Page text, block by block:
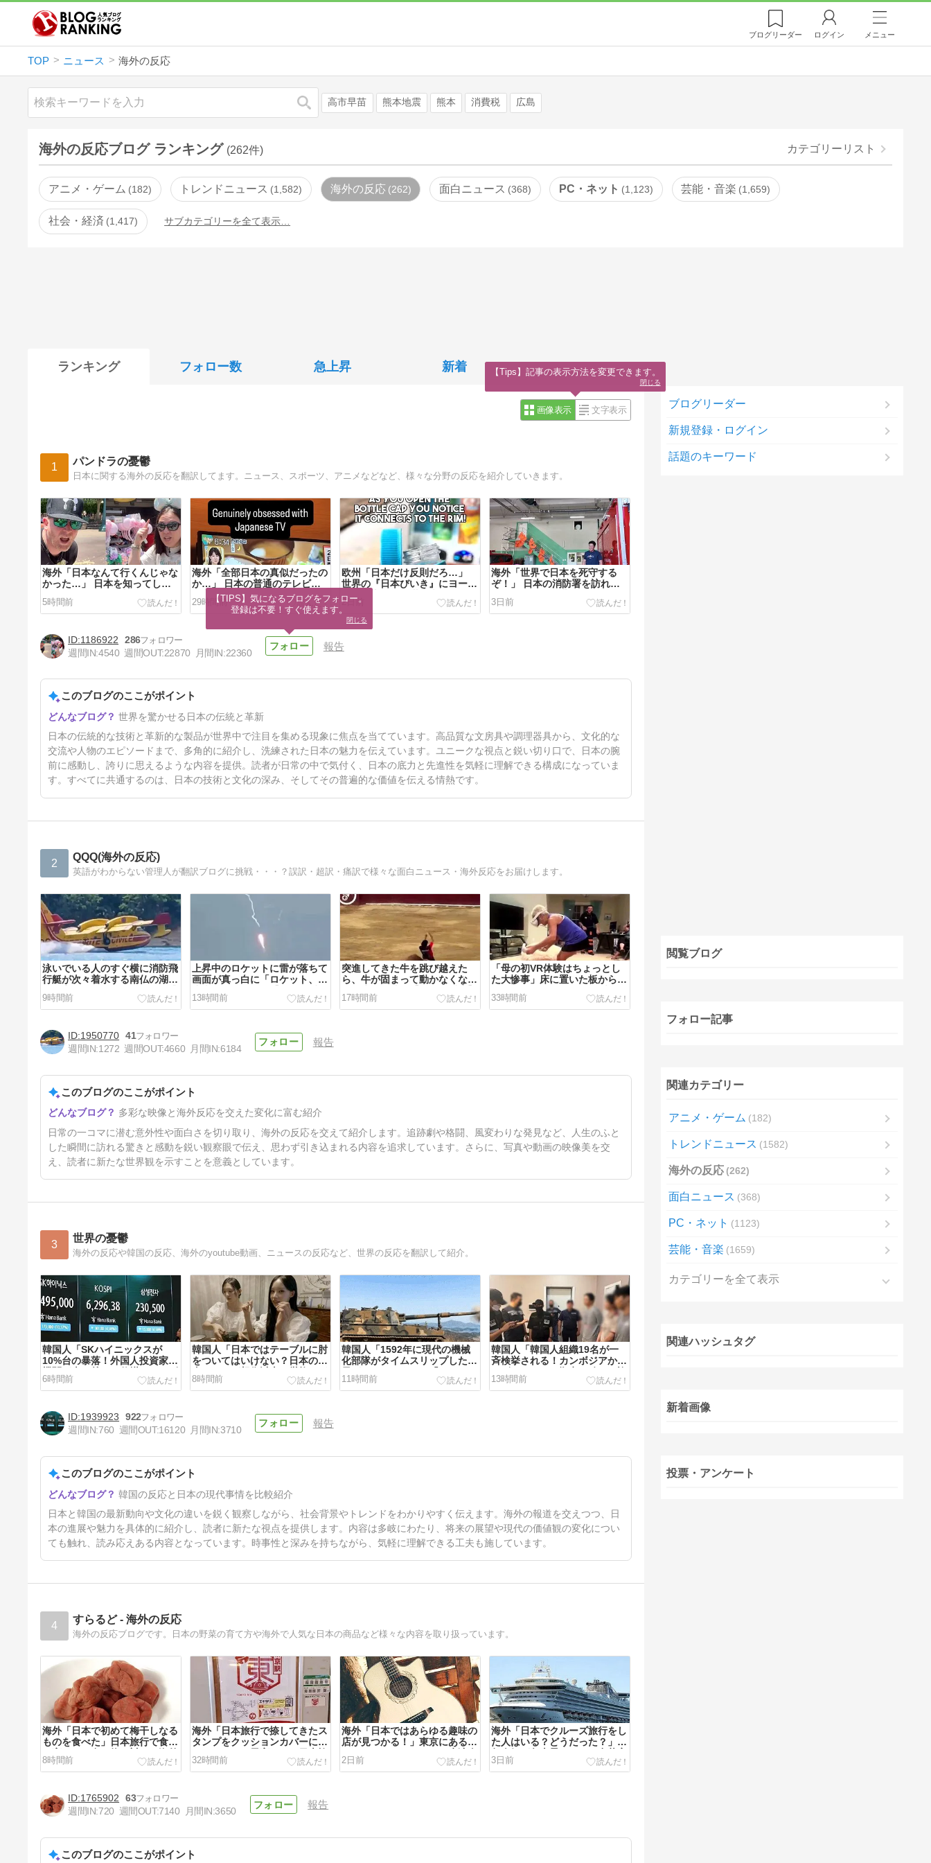
ブログリーダー ログイン メニュー
TOP ニュース 海外の反応
検索 高市早苗 熊本地震 熊本 消費税 広島
海外の反応ブログ ランキング (262件) カテゴリーリスト
アニメ・ゲーム 182 トレンドニュース 1,582 海外の反応 262 面白ニュース 368 PC・ネット 1,123 芸能・音楽 1,659
社会・経済 1,417 サブカテゴリーを全て表示…
ランキング フォロー数 急上昇 新着
画像表示 文字表示
1 パンドラの憂鬱
日本に関する海外の反応を翻訳してます。ニュース、スポーツ、アニメなどなど、様々な分野の反応を紹介していきます。
海外「日本なんて行くんじゃな
かった…」 日本を知ってしま
『本家』に失望する事態に
5時間前
海外「全部日本の真似だったの
か…」 日本の普通のテレビ番
組が最新SNSの数十年先を行っ
ていたと話題に
29時間前
欧州「日本だけ反則だろ…」
世界の『日本びいき』にヨーロ
ッパ全土から不満の声
2日前
海外「世界で日本を死守する
ぞ！」 日本の消防署を訪れた
に
3日前
海外「日本がキラキラして見え
る…」 日本の街頭インタビュ
エモすぎると話題に
4日前
1186922
286
週間IN:4540 週間OUT:22870 月間IN:22360
報告
このブログのここがポイント
世界を驚かせる日本の伝統と革新
日本の伝統的な技術と革新的な製品が世界中で注目を集める現象に焦点を当てています。高品質な文房具や調理器具から、文化的な
交流や人物のエピソードまで、多角的に紹介し、洗練された日本の魅力を伝えています。ユニークな視点と鋭い切り口で、日本の腕
前に感動し、誇りに思えるような内容を提供。読者が日常の中で気付く、日本の底力と先進性を気軽に理解できる構成になっていま
す。すべてに共通するのは、日本の技術と文化の深み、そしてその普遍的な価値を伝える情熱です。
2 QQQ(海外の反応)
英語がわからない管理人が翻訳ブログに挑戦・・・？誤訳・超訳・痛訳で様々な面白ニュース・海外反応をお届けします。
泳いでいる人のすぐ横に消防飛
行艇が次々着水する南仏の湖
げる」【海外の反応】
9時間前
上昇中のロケットに雷が落ちて
画面が真っ白に「ロケット、大
応】
13時間前
突進してきた牛を跳び越えた
ら、牛が固まって動かなくなっ
17時間前
「母の初VR体験はちょっとし
た大惨事」床に置いた板から落
集【海外の反応】
33時間前
洗濯機の「洗濯終了」メロディ
にクラシック五重奏がそのまま
ーベルトの『鱒』だからね」
【海外の反応】
昨日
1950770 41
週間IN:1272 週間OUT:4660 月間IN:6184
報告
このブログのここがポイント
多彩な映像と海外反応を交えた変化に富む紹介
日常の一コマに潜む意外性や面白さを切り取り、海外の反応を交えて紹介します。追跡劇や格闘、風変わりな発見など、人生のふと
した瞬間に訪れる驚きと感動を鋭い観察眼で伝え、思わず引き込まれる内容を追求しています。さらに、写真や動画の映像美を交
え、読者に新たな世界観を示すことを意義としています。
3 世界の憂鬱
海外の反応や韓国の反応、海外のyoutube動画、ニュースの反応など、世界の反応を翻訳して紹介。
韓国人「SKハイニックスが
10%台の暴落！外国人投資家と
機関が売り越しを仕掛けコスピ
が4%を超える大幅な下落‥」
6時間前
韓国人「日本ではテーブルに肘
をついてはいけない？日本の食
事マナーが想像以上に厳格すぎ
て韓国人が衝撃！」→「これが
日本の食事マナーか？‥」
8時間前
韓国人「1592年に現代の機械
化部隊がタイムスリップした結
果がこちらです」→「あまりの
圧倒的な火力差‥」
11時間前
韓国人「韓国人組織19名が一
斉検挙される！カンボジアから
カザフスタンへ拠点を移して詐
欺活動を続けたされた犯罪グル
ープの末路がこちらです」
13時間前
韓国人「日本が東アジア地域で
最も高い結婚率と出生率を維持
撃！」→「これが日本の若者た
ちの生活スタイル‥」
16時間前
1939923
922
週間IN:760 週間OUT:16120 月間IN:3710
報告
このブログのここがポイント
韓国の反応と日本の現代事情を比較紹介
日本と韓国の最新動向や文化の違いを鋭く観察しながら、社会背景やトレンドをわかりやすく伝えます。海外の報道を交えつつ、日
本の進展や魅力を具体的に紹介し、読者に新たな視点を提供します。内容は多岐にわたり、将来の展望や現代の価値観の変化につい
ても触れ、読み応えある内容となっています。時事性と深みを持ちながら、気軽に理解できる工夫も施しています。
4 すらるど - 海外の反応
海外の反応ブログです。日本の野菜の育て方や海外で人気な日本の商品など様々な内容を取り扱っています。
海外「日本で初めて梅干しなる
ものを食べた」日本旅行で食べ
た変わった食べ物に対する海外
の反応
8時間前
海外「日本旅行で捺してきたス
タンプをクッションカバーにし
てみた！」一風変わった日本旅
行の記念品のアイディアに対す
る海外の反応
32時間前
海外「日本ではあらゆる趣味の
店が見つかる！」東京にあるカ
ントリーミュージックの生演奏
が聞けるバーに対する海外の反
応
2日前
海外「日本でクルーズ旅行をし
た人はいる？どうだった？」近
年人気が急上昇している豪華客
船による日本クルーズ旅行に対
する海外の反応
3日前
1765902
63
週間IN:720 週間OUT:7140 月間IN:3650
報告
このブログのここがポイント
ブログリーダー
新規登録・ログイン
話題のキーワード
閲覧ブログ
フォロー記事
関連カテゴリー
アニメ・ゲーム 182
トレンドニュース 1582
海外の反応 262
面白ニュース 368
PC・ネット 1123
芸能・音楽 1659
カテゴリーを全て表示
関連ハッシュタグ
新着画像
投票・アンケート
【TIPS】気になるブログをフォロー。
登録は不要！すぐ使えます。
閉じる
【Tips】記事の表示方法を変更できます。
閉じる